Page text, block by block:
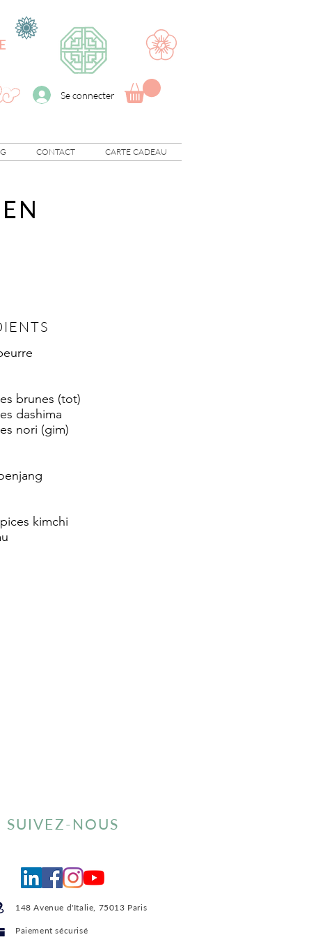
Se connecter
CONTACT CARTE CADEAU
brunes (tot)
dashima
nori (gim)
kimchi
SUIVEZ-NOUS
148 Avenue d'Italie, 75013 Paris
Paiement sécurisé